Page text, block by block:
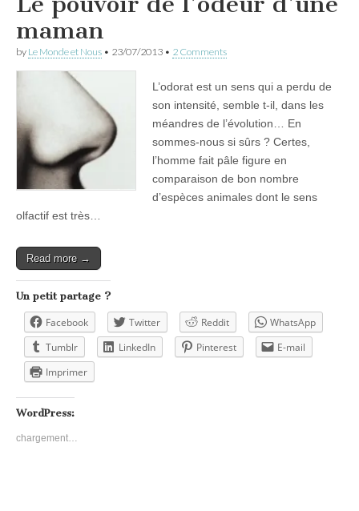
maman
by Le Monde et Nous • 23/07/2013 • 2 Comments
L’odorat est un sens qui a perdu de
son intensité, semble t-il, dans les
méandres de l’évolution… En
sommes-nous si sûrs ? Certes,
l’homme fait pâle figure en
comparaison de bon nombre
d’espèces animales dont le sens
olfactif est très…
Read more →
Un petit partage ?
Facebook Twitter Reddit
WhatsApp
Tumblr
LinkedIn Pinterest
E-mail
Imprimer
WordPress:
chargement…